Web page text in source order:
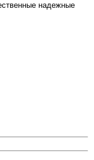
надежные